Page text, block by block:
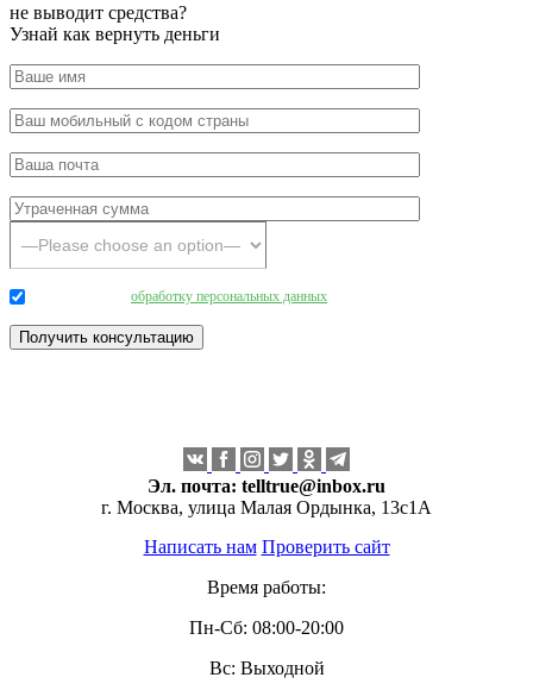
не выводит средства?
Узнай как вернуть деньги
обработку персональных данных
Эл. почта: telltrue@inbox.ru
г. Москва, улица Малая Ордынка, 13с1А
Написать нам Проверить сайт
Время работы:
Пн-Сб: 08:00-20:00
Вс: Выходной